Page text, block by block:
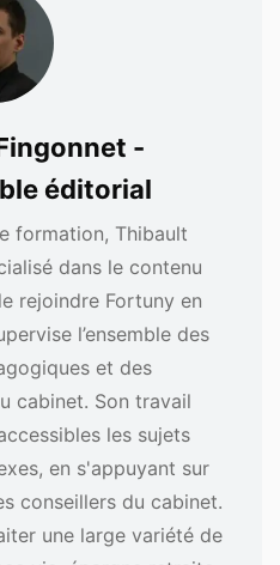
-
éditorial
formation, Thibault
dans le contenu
rejoindre Fortuny en
l’ensemble des
et des
cabinet. Son travail
les sujets
en s'appuyant sur
conseillers du cabinet.
une large variété de